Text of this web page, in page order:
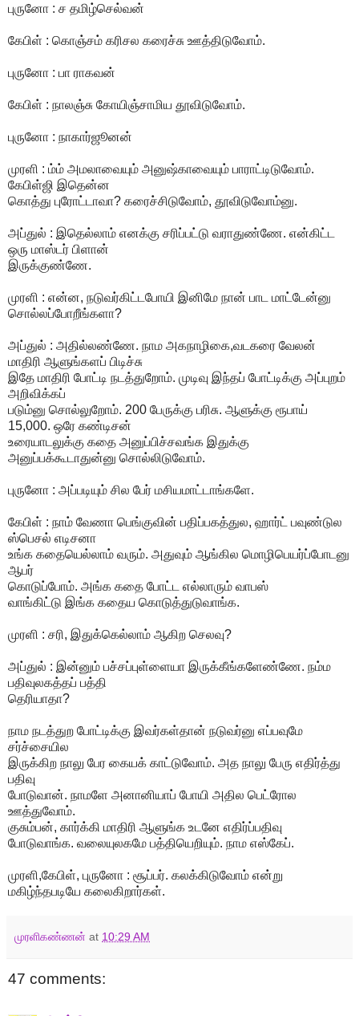
புருனோ : ச தமிழ்செல்வன்
கேபிள் : கொஞ்சம் கரிசல கரைச்சு ஊத்திடுவோம்.
புருனோ : பா ராகவன்
கேபிள் : நாலஞ்சு கோயிஞ்சாமிய தூவிடுவோம்.
புருனோ : நாகார்ஜூனன்
முரளி : ம்ம் அமலாவையும் அனுஷ்காவையும் பாராட்டிடுவோம்.
கேபிள்ஜி இதென்ன
கொத்து புரோட்டாவா? கரைச்சிடுவோம், தூவிடுவோம்னு.
அப்துல் : இதெல்லாம் எனக்கு சரிப்பட்டு வராதுண்ணே. என்கிட்ட
ஒரு மாஸ்டர் பிளான்
இருக்குண்ணே.
முரளி : என்ன, நடுவர்கிட்டபோயி இனிமே நான் பாட மாட்டேன்னு
சொல்லப்போறீங்களா?
அப்துல் : அதில்லண்ணே. நாம அகநாழிகை,வடகரை வேலன்
மாதிரி ஆளுங்களப் பிடிச்சு
இதே மாதிரி போட்டி நடத்துறோம். முடிவு இந்தப் போட்டிக்கு அப்புறம்
அறிவிக்கப்
படும்னு சொல்லுறோம். 200 பேருக்கு பரிசு. ஆளுக்கு ரூபாய்
15,000. ஒரே கண்டிசன்
உரையாடலுக்கு கதை அனுப்பிச்சவங்க இதுக்கு
அனுப்பக்கூடாதுன்னு சொல்லிடுவோம்.
புருனோ : அப்படியும் சில பேர் மசியமாட்டாங்களே.
கேபிள் : நாம் வேணா பெங்குவின் பதிப்பகத்துல, ஹார்ட் பவுண்டுல
ஸ்பெசல் எடிசனா
உங்க கதையெல்லாம் வரும். அதுவும் ஆங்கில மொழிபெயர்ப்போடனு
ஆபர்
கொடுப்போம். அங்க கதை போட்ட எல்லாரும் வாபஸ்
வாங்கிட்டு இங்க கதைய கொடுத்துடுவாங்க.
முரளி : சரி, இதுக்கெல்லாம் ஆகிற செலவு?
அப்துல் : இன்னும் பச்சப்புள்ளையா இருக்கீங்களேண்ணே. நம்ம
பதிவுலகத்தப் பத்தி
தெரியாதா?
நாம நடத்துற போட்டிக்கு இவர்கள்தான் நடுவர்னு எப்பவுமே
சர்ச்சையில
இருக்கிற நாலு பேர கையக் காட்டுவோம். அத நாலு பேரு எதிர்த்து
பதிவு
போடுவான். நாமளே அனானியாப் போயி அதில பெட்ரோல
ஊத்துவோம்.
குசும்பன், கார்க்கி மாதிரி ஆளுங்க உடனே எதிர்ப்பதிவு
போடுவாங்க. வலையுலகமே பத்தியெறியும். நாம எஸ்கேப்.
முரளி,கேபிள், புருனோ : சூப்பர். கலக்கிடுவோம் என்று
மகிழ்ந்தபடியே கலைகிறார்கள்.
முரளிகண்ணன் at 10:29 AM
47 comments: